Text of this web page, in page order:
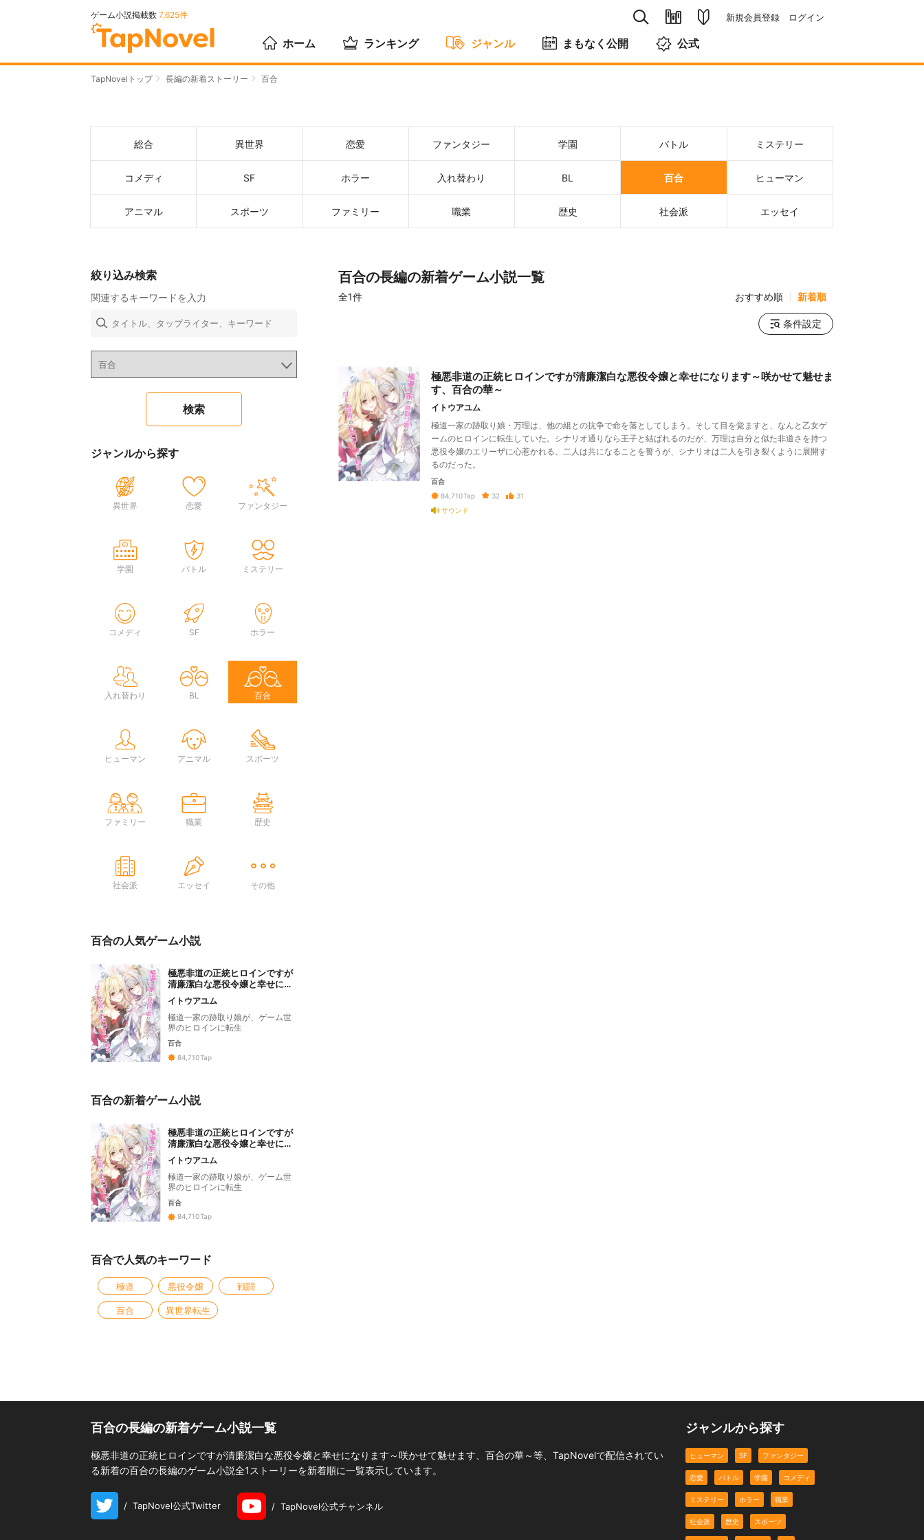
ゲーム小説掲載数 7,625件 新規会員登録 ログイン
ホーム ランキング ジャンル まもなく公開 公式
TapNovelトップ 長編の新着ストーリー 百合
総合 異世界 恋愛 ファンタジー 学園 バトル ミステリー
コメディ SF ホラー 入れ替わり BL 百合 ヒューマン
アニマル スポーツ ファミリー 職業 歴史 社会派 エッセイ
百合の長編の新着ゲーム小説一覧
全1件 おすすめ順 新着順
条件設定
極悪非道の正統ヒロインですが清廉潔白な悪役令嬢と幸せになります～咲かせて魅せま
す、百合の華～
イトウアユム
極道一家の跡取り娘・万理は、他の組との抗争で命を落としてしまう。そして目を覚ますと、なんと乙女ゲ
ームのヒロインに転生していた。シナリオ通りなら王子と結ばれるのだが、万理は自分と似た非道さを持つ
悪役令嬢のエリーザに心惹かれる。二人は共になることを誓うが、シナリオは二人を引き裂くように展開す
るのだった。
百合
84,710Tap 32
31
サウンド
絞り込み検索
関連するキーワードを入力
ジャンルから探す
異世界 恋愛 ファンタジー
学園 バトル ミステリー
コメディ SF ホラー
入れ替わり BL 百合
ヒューマン アニマル スポーツ
ファミリー 職業 歴史
社会派 エッセイ その他
百合の人気ゲーム小説
極悪非道の正統ヒロインですが
清廉潔白な悪役令嬢と幸せにな
ります～咲かせて魅せます、百
合の華～
イトウアユム
極道一家の跡取り娘が、ゲーム世
界のヒロインに転生
百合
84,710Tap
百合の新着ゲーム小説
極悪非道の正統ヒロインですが
清廉潔白な悪役令嬢と幸せにな
ります～咲かせて魅せます、百
合の華～
イトウアユム
極道一家の跡取り娘が、ゲーム世
界のヒロインに転生
百合
84,710Tap
百合で人気のキーワード
極道 悪役令嬢 戦闘
百合 異世界転生
百合の長編の新着ゲーム小説一覧
極悪非道の正統ヒロインですが清廉潔白な悪役令嬢と幸せになります～咲かせて魅せます、百合の華～等、TapNovelで配信されてい
る新着の百合の長編のゲーム小説全1ストーリーを新着順に一覧表示しています。
/ TapNovel公式Twitter / TapNovel公式チャンネル
ジャンルから探す
ヒューマン SF ファンタジー
恋愛 バトル 学園 コメディ
ミステリー ホラー 職業
社会派 歴史 スポーツ